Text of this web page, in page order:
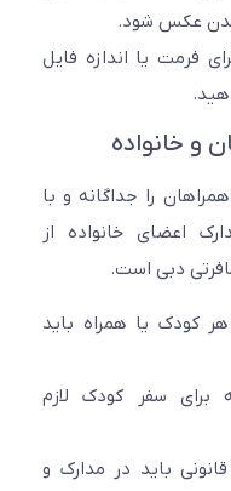
شود.
اندازه فایل
جداگانه و با
خانواده از
است.
همراه باید
کودک لازم
در مدارک و